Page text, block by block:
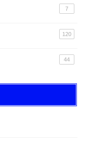
7
120
44